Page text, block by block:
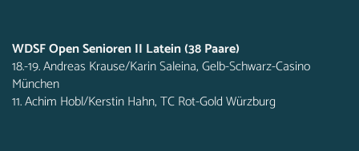
WDSF Open Senioren II Latein (38 Paare)
18.-19. Andreas Krause/Karin Saleina, Gelb-Schwarz-Casino
München
11. Achim Hobl/Kerstin Hahn, TC Rot-Gold Würzburg